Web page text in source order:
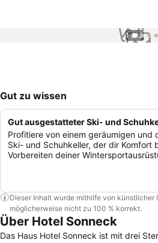
1 / 13
Gut zu wissen
Gut ausgestatteter Ski- und
Profitiere von einem geräumigen und
Ski- und Schuhkeller, der dir Komfort
Vorbereiten deiner
Dieser Inhalt wurde mithilfe von künstlicher
möglicherweise nicht zu 100 % korrekt.
Über Hotel Sonneck
Das Haus Hotel Sonneck ist mit drei